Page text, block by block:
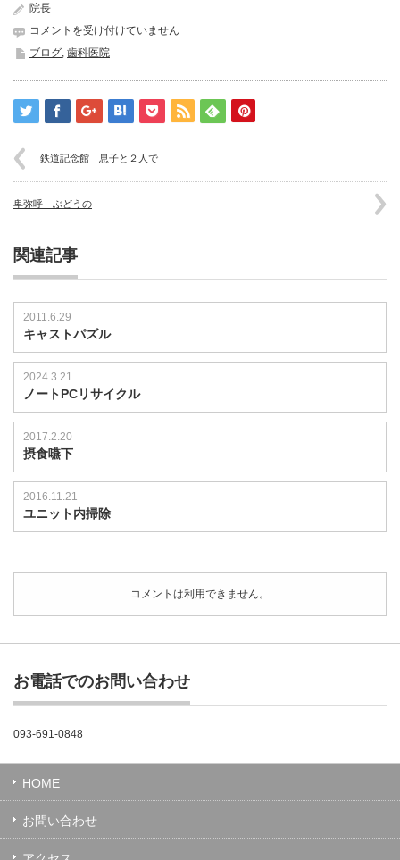
院長
食
事
焼
き
鳥
バ
ー
コメントを受け付けていません
ブログ 歯科医院
鉄道記念館 息子と２人で
卑弥呼 ぶどうの
関連記事
2011.6.29
キャストパズル
2024.3.21
ノートPCリサイクル
2017.2.20
摂食嚥下
2016.11.21
ユニット内掃除
コメントは利用できません。
お電話でのお問い合わせ
093-691-0848
HOME
お問い合わせ